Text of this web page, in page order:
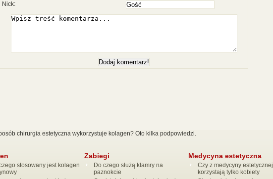
Nick:
chirurgia estetyczna wykorzystuje kolagen? Oto kilka podpowiedzi.
stosowany jest kolagen
Zabiegi
Do czego służą klamry na
paznokcie
Medycyna estetyczna
Czy z medycyny estetycznej
korzystają tylko kobiety